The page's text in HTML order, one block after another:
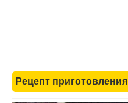
Рецепт приготовления